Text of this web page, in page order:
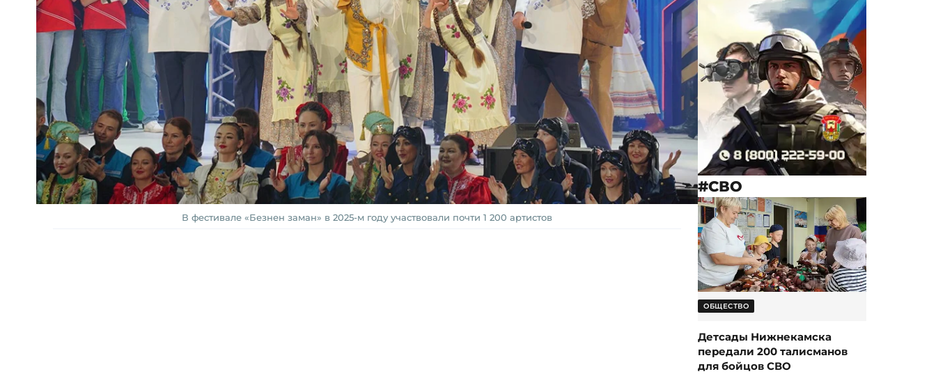
В фестивале «Безнен заман» в 2025-м году участвовали почти 1 200 артистов
#СВО
ОБЩЕСТВО
Детсады Нижнекамска
передали 200 талисманов
для бойцов СВО